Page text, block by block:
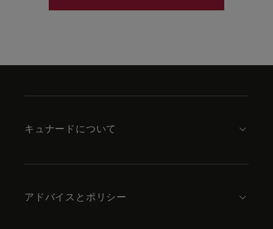
キュナードについて
アドバイスとポリシー